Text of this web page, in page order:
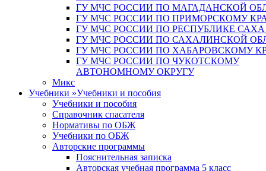
ГУ МЧС РОССИИ ПО МАГАДАНСКОЙ
ГУ МЧС РОССИИ ПО ПРИМОРСКОМУ
ГУ МЧС РОССИИ ПО РЕСПУБЛИКЕ
ГУ МЧС РОССИИ ПО САХАЛИНСКОЙ
ГУ МЧС РОССИИ ПО ХАБАРОВСКОМУ
ГУ МЧС РОССИИ ПО ЧУКОТСКОМУ
АВТОНОМНОМУ ОКРУГУ
Микс
Учебники »Учебники и пособия
Учебники и пособия
Справочник спасателя
Нормативы по ОБЖ
Учебники по ОБЖ
Авторские программы
Пояснительная записка
Авторская учебная программа 5 класс